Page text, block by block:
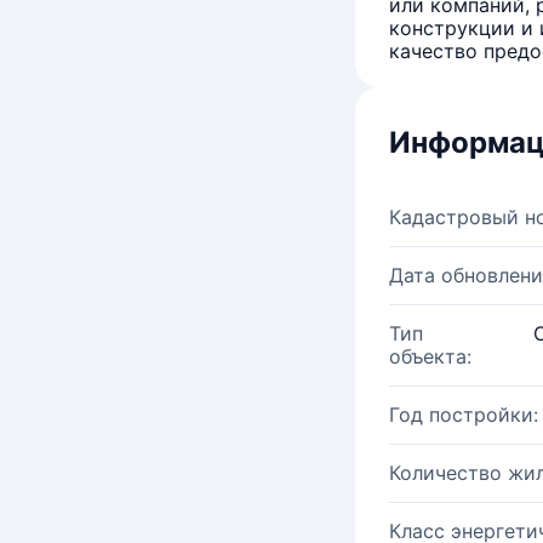
или компаний,
конструкции и
качество
Кадастровый
Дата
Тип
объекта:
Год постройки:
Количество
Класс